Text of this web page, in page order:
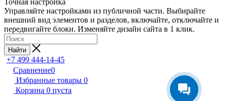
Управляйте настройками из публичной части. Выбирайте
внешний вид элементов и разделов, включайте, отключайте и
передвигайте блоки. Изменяйте дизайн сайта в 1 клик.
Найти
+7 499 444-14-45
Сравнение0
Избранные товары 0
Корзина 0 пуста